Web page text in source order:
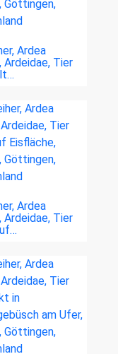
Ardea
Ardeidae, Tier
Ardea
Ardeidae, Tier